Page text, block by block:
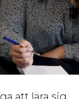
att lära sig